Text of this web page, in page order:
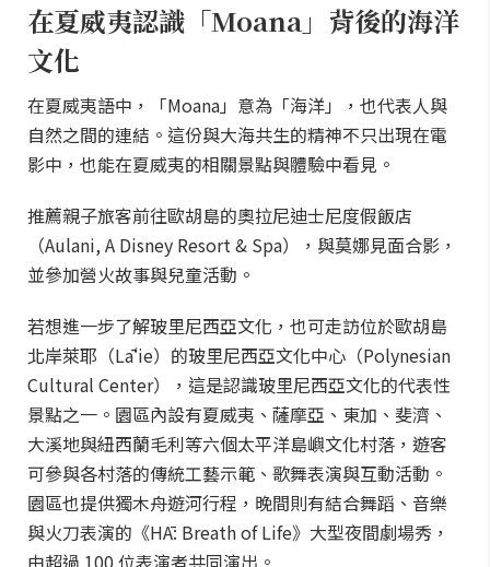
在夏威夷認識「Moana」背後的海洋
文化
在夏威夷語中，「Moana」意為「海洋」，也代表人與
自然之間的連結。這份與大海共生的精神不只出現在電
影中，也能在夏威夷的相關景點與體驗中看見。
推薦親子旅客前往歐胡島的奧拉尼迪士尼度假飯店
（Aulani, A Disney Resort & Spa），與莫娜見面合影，
並參加營火故事與兒童活動。
若想進一步了解玻里尼西亞文化，也可走訪位於歐胡島
北岸萊耶（Lāʻie）的玻里尼西亞文化中心（Polynesian
Cultural Center），這是認識玻里尼西亞文化的代表性
景點之一。園區內設有夏威夷、薩摩亞、東加、斐濟、
大溪地與紐西蘭毛利等六個太平洋島嶼文化村落，遊客
可參與各村落的傳統工藝示範、歌舞表演與互動活動。
園區也提供獨木舟遊河行程，晚間則有結合舞蹈、音樂
與火刀表演的《HĀ: Breath of Life》大型夜間劇場秀，
由超過 100 位表演者共同演出。